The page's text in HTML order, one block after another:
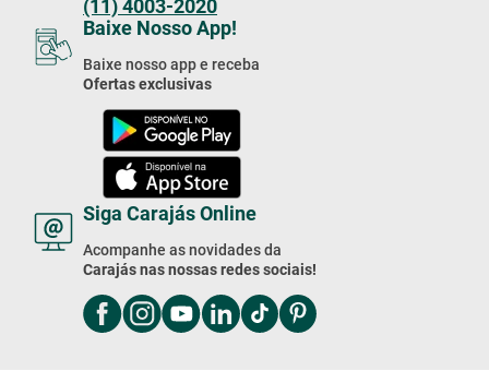
(11) 4003-2020
Baixe Nosso App!
Baixe nosso app e receba
Ofertas exclusivas
Siga Carajás Online
Acompanhe as novidades da
Carajás nas nossas redes sociais!